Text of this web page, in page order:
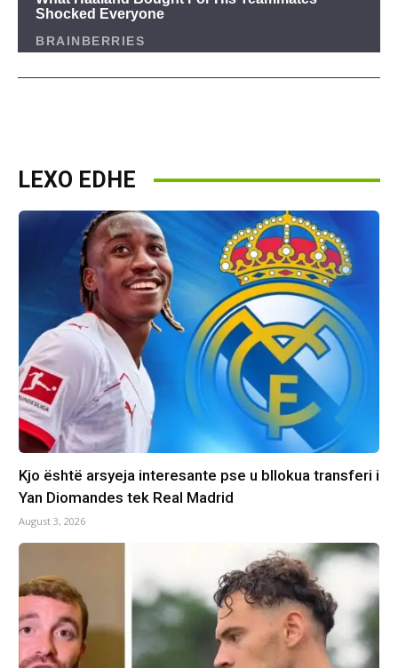
LEXO EDHE
Kjo është arsyeja interesante pse u bllokua transferi i
Yan Diomandes tek Real Madrid
August 3, 2026